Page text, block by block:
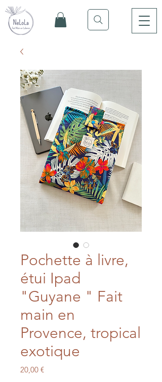
Pochette à livre,
étui Ipad
"Guyane " Fait
main en
Provence, tropical
exotique
20,00 €Prix